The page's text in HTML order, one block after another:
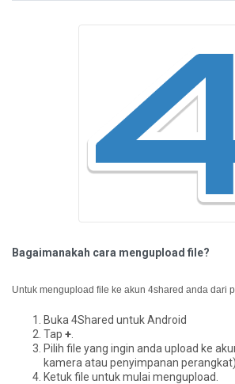
Bagaimanakah cara mengupload file?
Untuk mengupload file ke akun 4shared anda dari
Buka 4Shared untuk Android
Tap +
Pilih file yang ingin anda upload ke
kamera atau penyimpanan perangkat).
Ketuk file untuk mulai mengupload.